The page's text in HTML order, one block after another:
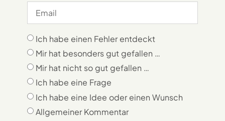
Ich habe einen Fehler entdeckt
Mir hat besonders gut gefallen …
Mir hat nicht so gut gefallen …
Ich habe eine Frage
Ich habe eine Idee oder einen Wunsch
Allgemeiner Kommentar